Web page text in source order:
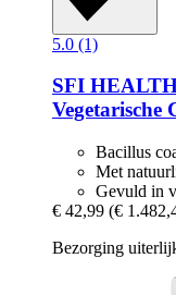
5.0 (1)
SFI
Vegetarische
Bacillus
Met
Gevuld in
€ 42,99 (€
Bezorging